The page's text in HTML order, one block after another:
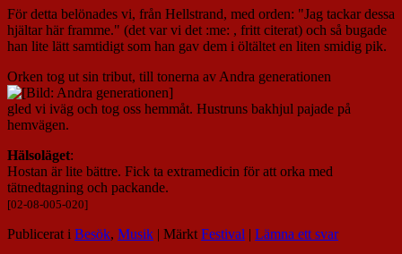
För detta belönades vi, från Hellstrand, med orden: "Jag tackar dessa
hjältar här framme." (det var vi det :me: , fritt citerat) och så bugade
han lite lätt samtidigt som han gav dem i öltältet en liten smidig pik.
Orken tog ut sin tribut, till tonerna av Andra generationen
gled vi iväg och tog oss hemmåt. Hustruns bakhjul pajade på
hemvägen.
Hälsoläget:
Hostan är lite bättre. Fick ta extramedicin för att orka med
tätnedtagning och packande.
[02-08-005-020]
Publicerat i Besök, Musik | Märkt Festival | Lämna ett svar